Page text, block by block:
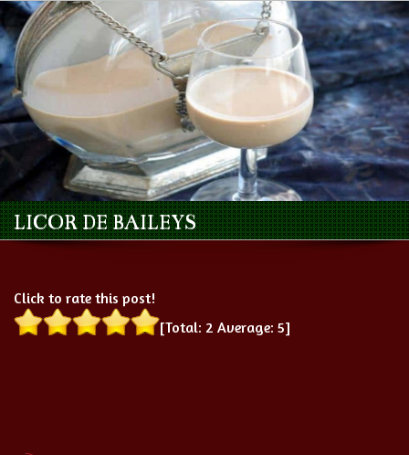
LICOR DE BAILEYS
Click to rate this post!
[Total: 2 Average: 5]